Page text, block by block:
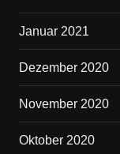
Januar 2021
Dezember 2020
November 2020
Oktober 2020